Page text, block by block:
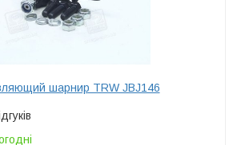
шарнир TRW JBJ146